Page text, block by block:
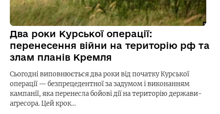
Два роки Курської операції:
перенесення війни на територію рф та
злам планів Кремля
Сьогодні виповнюється два роки від початку Курської
операції — безпрецедентної за задумом і виконанням
кампанії, яка перенесла бойові дії на територію держави-
агресора. Цей крок…